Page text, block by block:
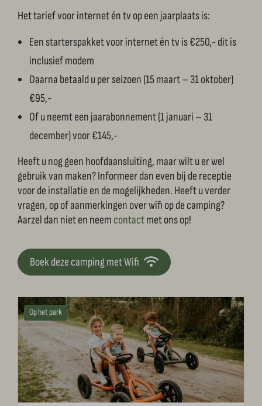
Het tarief voor internet én tv op een jaarplaats is:
Een starterspakket voor internet én tv is €250,- dit is
inclusief modem
Daarna betaald u per seizoen (15 maart – 31 oktober)
€95,-
Of u neemt een jaarabonnement (1 januari – 31
december) voor €145,-
Heeft u nog geen hoofdaansluiting, maar wilt u er wel
gebruik van maken? Informeer dan even bij de receptie
voor de installatie en de mogelijkheden. Heeft u verder
vragen, op of aanmerkingen over wifi op de camping?
Aarzel dan niet en neem contactmet ons op!
Boek deze camping met Wifi
Op het park